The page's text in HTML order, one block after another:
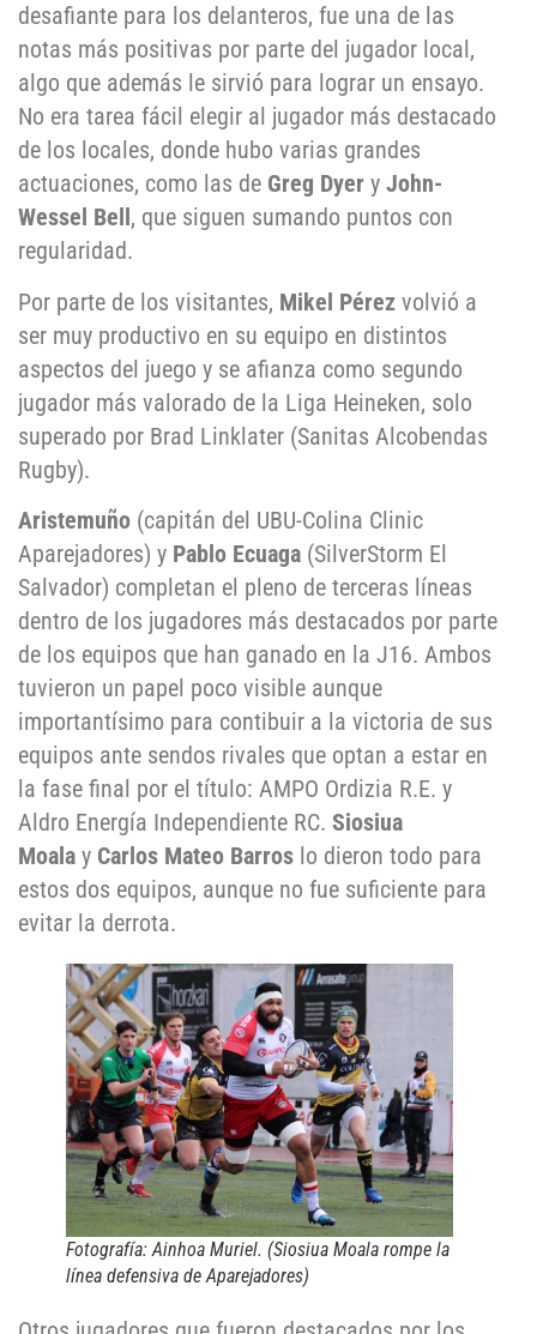
desafiante para los delanteros, fue una de las
notas más positivas por parte del jugador local,
algo que además le sirvió para lograr un ensayo.
No era tarea fácil elegir al jugador más destacado
de los locales, donde hubo varias grandes
actuaciones, como las de Greg Dyer y John-
Wessel Bell, que siguen sumando puntos con
regularidad.
Por parte de los visitantes, Mikel Pérez volvió a
ser muy productivo en su equipo en distintos
aspectos del juego y se afianza como segundo
jugador más valorado de la Liga Heineken, solo
superado por Brad Linklater (Sanitas Alcobendas
Rugby).
Aristemuño (capitán del UBU-Colina Clinic
Aparejadores) y Pablo Ecuaga (SilverStorm El
Salvador) completan el pleno de terceras líneas
dentro de los jugadores más destacados por parte
de los equipos que han ganado en la J16. Ambos
tuvieron un papel poco visible aunque
importantísimo para contibuir a la victoria de sus
equipos ante sendos rivales que optan a estar en
la fase final por el título: AMPO Ordizia R.E. y
Aldro Energía Independiente RC. Siosiua
Moala y Carlos Mateo Barros lo dieron todo para
estos dos equipos, aunque no fue suficiente para
evitar la derrota.
Fotografía: Ainhoa Muriel. (Siosiua Moala rompe la
línea defensiva de Aparejadores)